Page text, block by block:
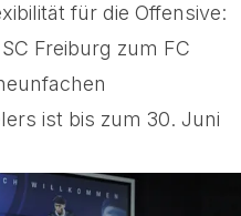
für die Offensive:
Freiburg zum FC
ist bis zum 30. Juni